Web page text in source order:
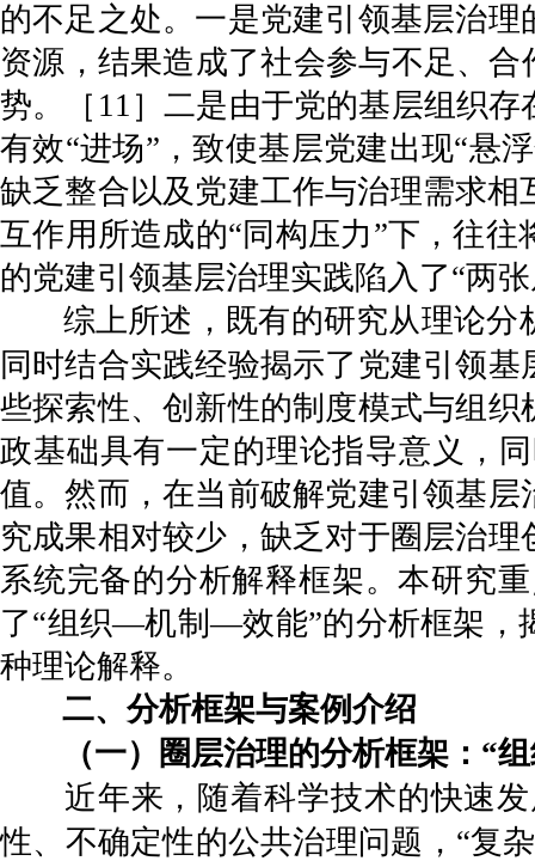
的不足之处。一是党建引领基层治
资源，结果造成了社会参与不足、
势。［11］二是由于党的基层组织
有效“进场”，致使基层党建出现“悬
缺乏整合以及党建工作与治理需求
互作用所造成的“同构压力”下，往
的党建引领基层治理实践陷入了“两
综上所述，既有的研究从理论
同时结合实践经验揭示了党建引领
些探索性、创新性的制度模式与组
政基础具有一定的理论指导意义，
值。然而，在当前破解党建引领基
究成果相对较少，缺乏对于圈层治
系统完备的分析解释框架。本研究
了“组织—机制—效能”的分析框架，
种理论解释。
二、分析框架与案例介绍
（一）圈层治理的分析框架：“
近年来，随着科学技术的快速
性、不确定性的公共治理问题，“复